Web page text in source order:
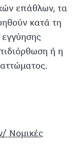
επάθλων, τα
κατά τη
ή η
Νομικές